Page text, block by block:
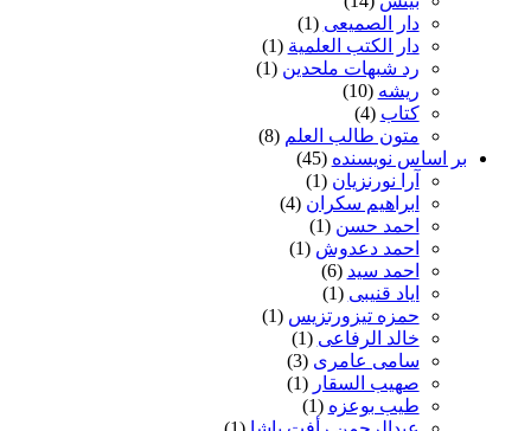
دار الصمیعی (1)
دار الکتب العلمیة (1)
رد شبهات ملحدین (1)
ریشه (10)
کتاب (4)
متون طالب العلم (8)
بر اساس نویسنده (45)
آرا نورنزیان (1)
ابراهیم سکران (4)
احمد حسن (1)
احمد دعدوش (1)
احمد سید (6)
ایاد قنیبی (1)
حمزه تیزورتزیس (1)
خالد الرفاعی (1)
سامی عامری (3)
صهیب السقار (1)
طیب بوعزه (1)